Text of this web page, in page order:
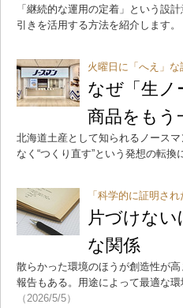
「継続的な運用の定着」という設
引きを活用する方法を紹介します。
火曜日に「へえ」な
なぜ「生
商品をもう
北海道土産として知られるノース
なく“つくり直す”という発想の転
「科学的に証明さ
片づけな
な関係
散らかった環境のほうが創造性が
報告もある。用途によって最適な
（2026/5/5）